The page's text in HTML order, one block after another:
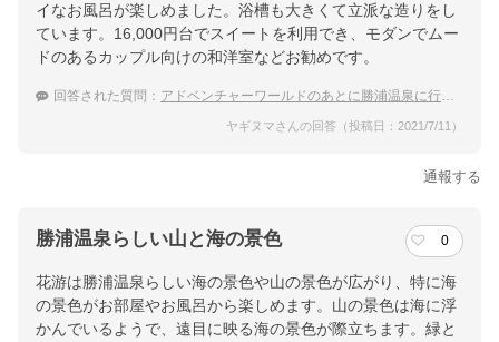
イなお風呂が楽しめました。浴槽も大きくて立派な造りをし
ています。16,000円台でスイートを利用でき、モダンでムー
ドのあるカップル向けの和洋室などお勧めです。
回答された質問： アドベンチャーワールドのあとに勝浦温泉に行きたい！カップル向きの絶景な温泉は？
ヤギヌマさんの回答（投稿日：2021/7/11）
通報する
勝浦温泉らしい山と海の景色 0
花游は勝浦温泉らしい海の景色や山の景色が広がり、特に海
の景色がお部屋やお風呂から楽しめます。山の景色は海に浮
かんでいるようで、遠目に映る海の景色が際立ちます。緑と